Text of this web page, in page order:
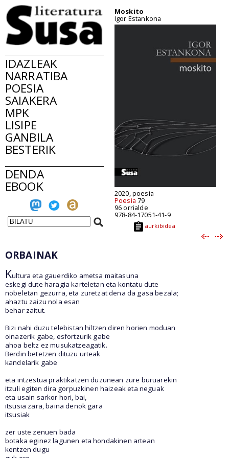
IDAZLEAK
NARRATIBA
POESIA
SAIAKERA
MPK
LISIPE
GANBILA
BESTERIK
DENDA
EBOOK
Moskito
Igor Estankona
2020, poesia
Poesia 79
96 orrialde
978-84-17051-41-9
aurkibidea
ORBAINAK
Kultura eta gauerdiko ametsa maitasuna
eskegi dute haragia karteletan eta kontatu dute
nobeletan gezurra, eta zuretzat dena da gasa bezala;
ahaztu zaizu nola esan
behar zaitut.
Bizi nahi duzu telebistan hiltzen diren horien moduan
oinazerik gabe, esfortzurik gabe
ahoa beltz ez musukatzeagatik.
Berdin betetzen dituzu urteak
kandelarik gabe
eta intzestua praktikatzen duzunean zure buruarekin
itzuli egiten dira gorpuzkinen haizeak eta neguak
eta usain sarkor hori, bai,
itsusia zara, baina denok gara
itsusiak
zer uste zenuen bada
botaka eginez lagunen eta hondakinen artean
kentzen dugu